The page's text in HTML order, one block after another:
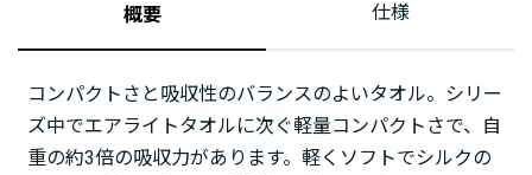
概要 仕様
コンパクトさと吸収性のバランスのよいタオル。シリー
ズ中でエアライトタオルに次ぐ軽量コンパクトさで、自
重の約3倍の吸収力があります。軽くソフトでシルクの